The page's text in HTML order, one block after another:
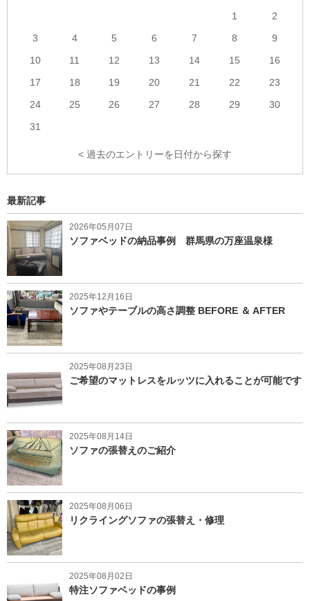
1
2
3
4 5 6 7 8
9
10
11 12 13 14 15
16
17
18 19 20 21 22
23
24
25 26 27 28 29
30
31
< 過去のエントリーを日付から探す
最新記事
2026年05月07日
ソファベッドの納品事例 群馬県の万座温泉様
2025年12月16日
ソファやテーブルの高さ調整 BEFORE ＆ AFTER
2025年08月23日
ご希望のマットレスをルッツに入れることが可能です
2025年08月14日
ソファの張替えのご紹介
2025年08月06日
リクライングソファの張替え・修理
2025年08月02日
特注ソファベッドの事例